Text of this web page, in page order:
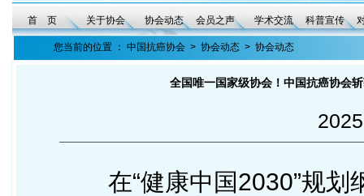
首 页 关于协会 协会动态 会员之声 学术交流 科普宣传
您当前的位置 ： 中国抗癌协会 > 协会动态 > 协会动态
全国唯一国家级协会！中国抗癌协会
在“健康中国2030”规划